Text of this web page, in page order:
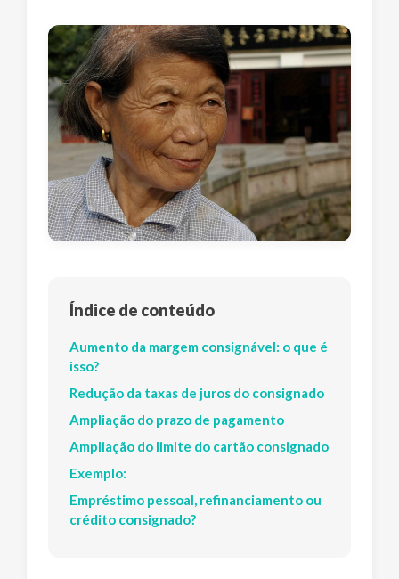
Índice de conteúdo
Aumento da margem consignável: o que é
isso?
Redução da taxas de juros do consignado
Ampliação do prazo de pagamento
Ampliação do limite do cartão consignado
Exemplo:
Empréstimo pessoal, refinanciamento ou
crédito consignado?